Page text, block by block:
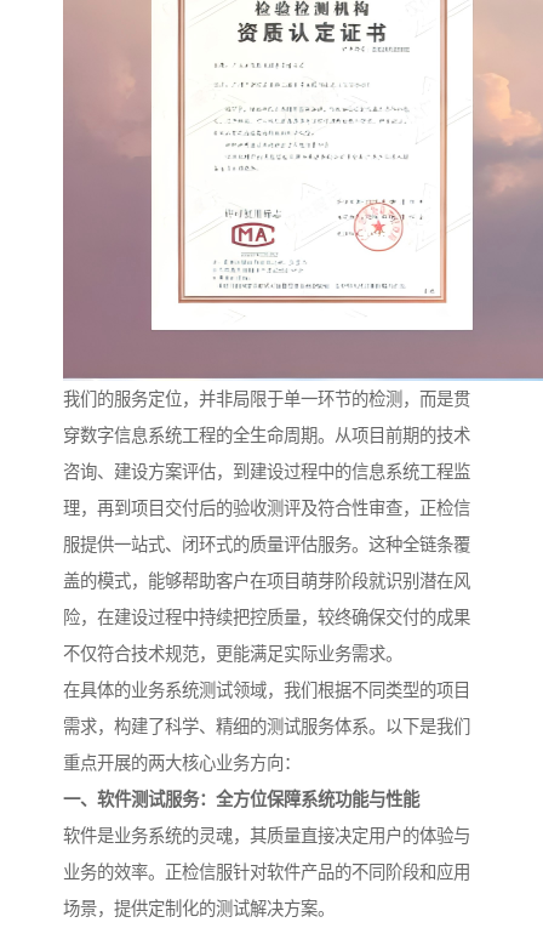
我们的服务定位，并非局限于单一环节的检测，而是贯
穿数字信息系统工程的全生命周期。从项目前期的技术
咨询、建设方案评估，到建设过程中的信息系统工程监
理，再到项目交付后的验收测评及符合性审查，正检信
服提供一站式、闭环式的质量评估服务。这种全链条覆
盖的模式，能够帮助客户在项目萌芽阶段就识别潜在风
险，在建设过程中持续把控质量，较终确保交付的成果
不仅符合技术规范，更能满足实际业务需求。
在具体的业务系统测试领域，我们根据不同类型的项目
需求，构建了科学、精细的测试服务体系。以下是我们
重点开展的两大核心业务方向：
一、软件测试服务：全方位保障系统功能与性能
软件是业务系统的灵魂，其质量直接决定用户的体验与
业务的效率。正检信服针对软件产品的不同阶段和应用
场景，提供定制化的测试解决方案。